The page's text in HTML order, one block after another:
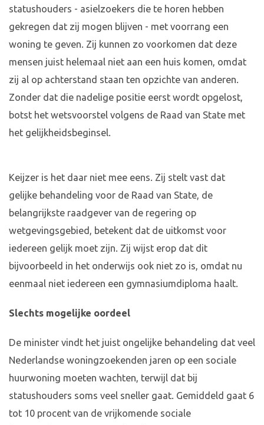
statushouders - asielzoekers die te horen hebben
gekregen dat zij mogen blijven - met voorrang een
woning te geven. Zij kunnen zo voorkomen dat deze
mensen juist helemaal niet aan een huis komen, omdat
zij al op achterstand staan ten opzichte van anderen.
Zonder dat die nadelige positie eerst wordt opgelost,
botst het wetsvoorstel volgens de Raad van State met
het gelijkheidsbeginsel.
Keijzer is het daar niet mee eens. Zij stelt vast dat
gelijke behandeling voor de Raad van State, de
belangrijkste raadgever van de regering op
wetgevingsgebied, betekent dat de uitkomst voor
iedereen gelijk moet zijn. Zij wijst erop dat dit
bijvoorbeeld in het onderwijs ook niet zo is, omdat nu
eenmaal niet iedereen een gymnasiumdiploma haalt.
Slechts mogelijke oordeel
De minister vindt het juist ongelijke behandeling dat veel
Nederlandse woningzoekenden jaren op een sociale
huurwoning moeten wachten, terwijl dat bij
statushouders soms veel sneller gaat. Gemiddeld gaat 6
tot 10 procent van de vrijkomende sociale